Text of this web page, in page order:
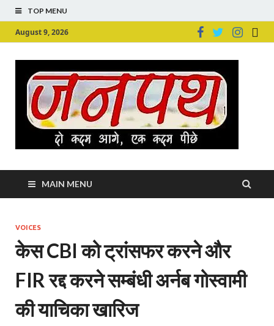
TOP MENU
August 9, 2026
MAIN MENU
VOICES
केस CBI को ट्रांसफर करने और
FIR रद्द करने सम्बंधी अर्नब गोस्वामी
की याचिका खारिज